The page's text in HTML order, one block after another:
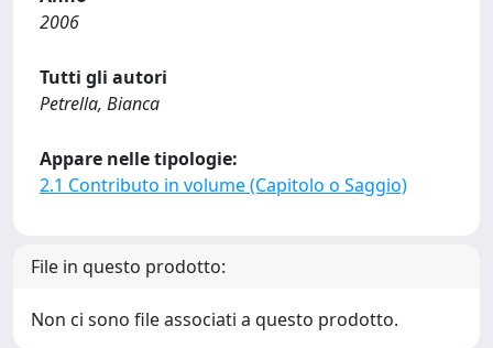
2006
Tutti gli autori
Petrella, Bianca
Appare nelle tipologie:
2.1 Contributo in volume (Capitolo o Saggio)
File in questo prodotto:
Non ci sono file associati a questo prodotto.